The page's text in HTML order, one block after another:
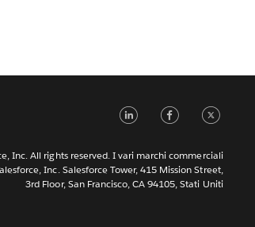
LinkedIn
Inc. All rights reserved. I vari marchi commerciali
Inc. Salesforce Tower, 415 Mission Street,
3rd Floor, San Francisco, CA 94105, Stati Uniti